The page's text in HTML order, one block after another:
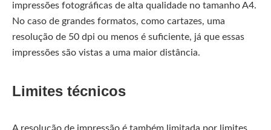
impressões fotográficas de alta qualidade no tamanho A4.
No caso de grandes formatos, como cartazes, uma
resolução de 50 dpi ou menos é suficiente, já que essas
impressões são vistas a uma maior distância.
Limites técnicos